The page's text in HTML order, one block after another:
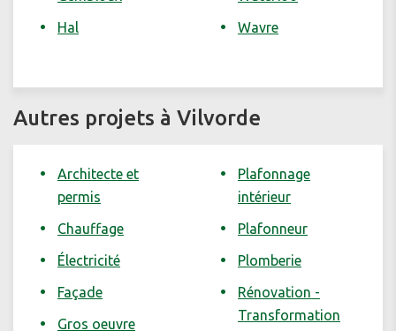
Hal
Wavre
Autres projets à Vilvorde
Architecte et
permis
Chauffage
Électricité
Façade
Gros oeuvre
Plafonnage
intérieur
Plafonneur
Plomberie
Rénovation -
Transformation